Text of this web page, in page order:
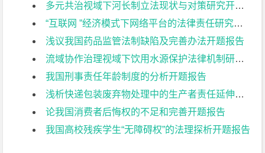
多元共治视域下河长制立法现状与对策研究开题报告
“互联网 ”经济模式下网络平台的法律责任研究开题报告
浅议我国药品监管法制缺陷及完善办法开题报告
流域协作治理视域下饮用水源保护法律机制研究开题报告
我国刑事责任年龄制度的分析开题报告
浅析快递包装废弃物处理中的生产者责任延伸开题报告
论我国消费者后悔权的不足和完善开题报告
我国高校残疾学生“无障碍权”的法理探析开题报告